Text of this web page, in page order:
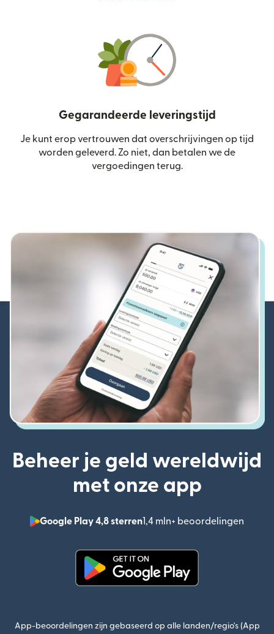
Gegarandeerde leveringstijd
Je kunt erop vertrouwen dat overschrijvingen op tijd
worden geleverd. Zo niet, dan betalen we de
vergoedingen terug.
Beheer je geld wereldwijd
met onze app
Google Play 4,8 sterren1,4 mln+ beoordelingen
App-beoordelingen zijn gebaseerd op alle landen/regio's (App